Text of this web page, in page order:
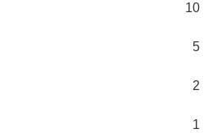
10
5
2
1